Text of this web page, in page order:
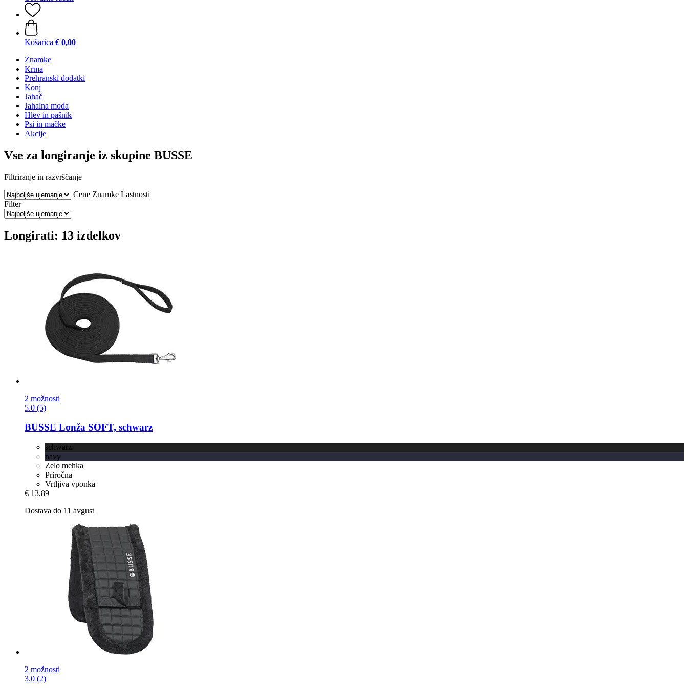
Košarica € 0,00
Znamke
Krma
Prehranski dodatki
Konj
Jahač
Jahalna moda
Hlev in pašnik
Psi in mačke
Akcije
Vse za longiranje iz skupine BUSSE
Filtriranje in razvrščanje
Cene Znamke Lastnosti
Filter
Longirati: 13 izdelkov
2 možnosti
5.0 (5)
BUSSE Lonža SOFT, schwarz
schwarz
navy
Zelo mehka
Priročna
Vrtljiva vponka
€ 13,89
Dostava do 11 avgust
2 možnosti
3.0 (2)